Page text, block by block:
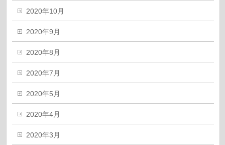
2020年10月
2020年9月
2020年8月
2020年7月
2020年5月
2020年4月
2020年3月